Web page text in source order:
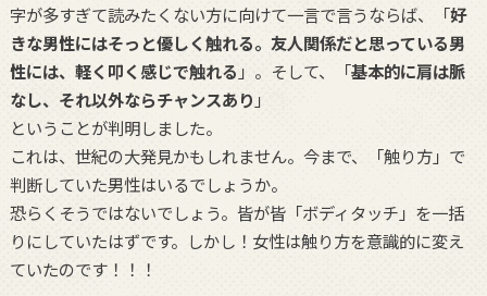
字が多すぎて読みたくない方に向けて一言で言うならば、「好
きな男性にはそっと優しく触れる。友人関係だと思っている男
性には、軽く叩く感じで触れる 」。そして、「基本的に肩は脈
なし、それ以外ならチャンスあり 」
ということが判明しました。
これは、世紀の大発見かもしれません。今まで、「触り方」で
判断していた男性はいるでしょうか。
恐らくそうではないでしょう。皆が皆「ボディタッチ」を一括
りにしていたはずです。しかし！女性は触り方を意識的に変え
ていたのです！！！